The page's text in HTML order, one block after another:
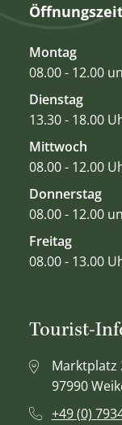
Montag
08.00 - 12.00
Dienstag
13.30 - 18.00
Mittwoch
08.00 - 12.00
Donnerstag
08.00 - 12.00
Freitag
08.00 - 13.00
Tourist-
Marktplatz
97990
+49 (0)